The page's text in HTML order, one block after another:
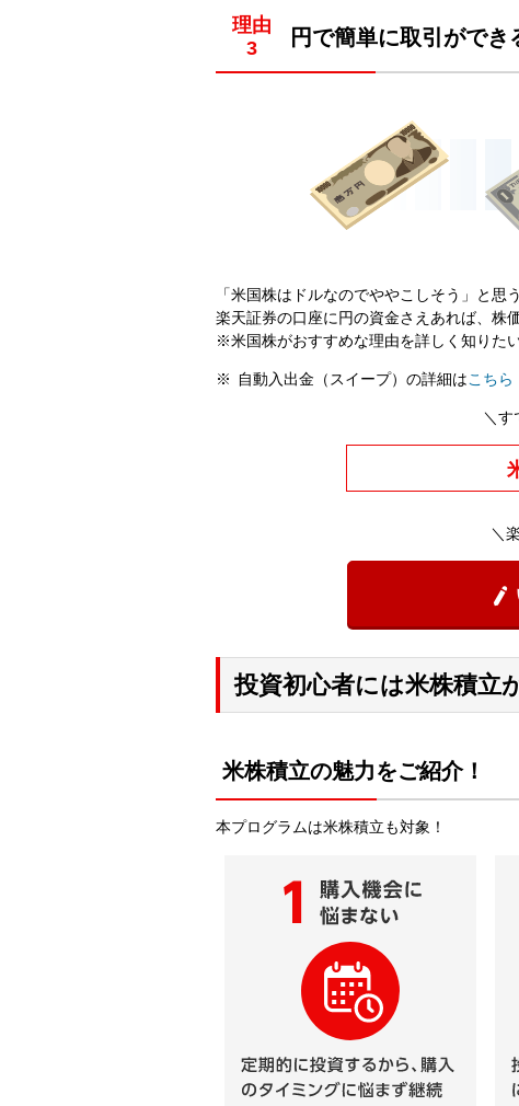
理由 円で簡単に取引ができ
「米国株はドルなのでややこしそう」と思
楽天証券の口座に円の資金さえあれば、株
※米国株がおすすめな理由を詳しく知りた
自動入出金（スイープ）の詳細はこちら
＼す
＼

投資初心者には米株積立
米株積立の魅力をご紹介！
本プログラムは米株積立も対象！